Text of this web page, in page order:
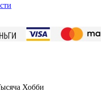
Хобби